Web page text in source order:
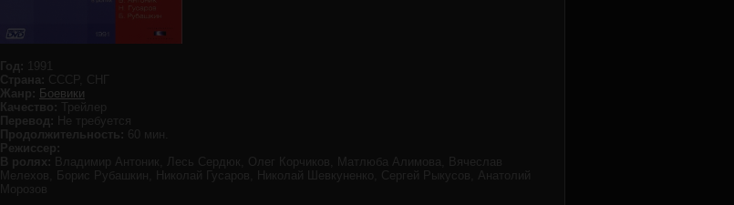
Год: 1991
Страна: СССР, СНГ
Жанр: Боевики
Качество: Трейлер
Перевод: Не требуется
Продолжительность: 60 мин.
Режиссер:
В ролях: Владимир Антоник, Лесь Сердюк, Олег Корчиков, Матлюба Алимова, Вячеслав
Мелехов, Борис Рубашкин, Николай Гусаров, Николай Шевкуненко, Сергей Рыкусов, Анатолий
Морозов